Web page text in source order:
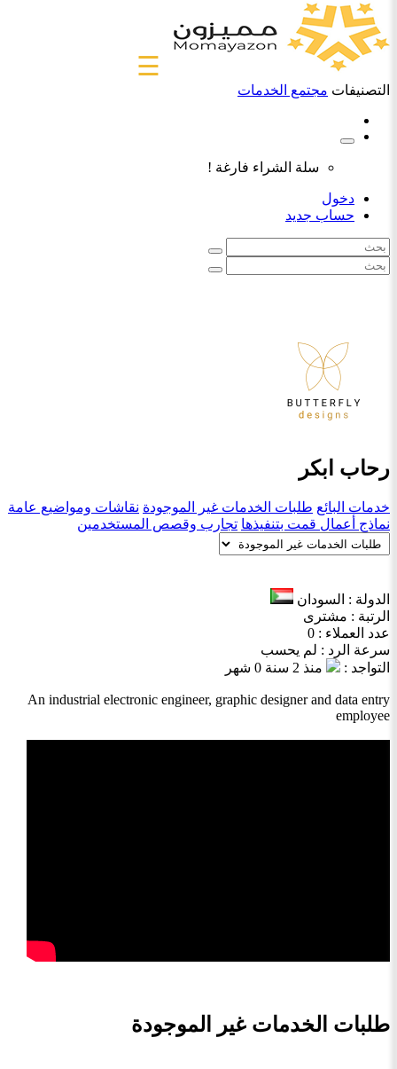
☰
التصنيفات مجتمع الخدمات
سلة الشراء فارغة !
دخول
حساب جديد
رحاب ابكر
خدمات البائع طلبات الخدمات غير الموجودة نقاشات ومواضيع عامة
نماذج أعمال قمت بتنفيذها تجارب وقصص المستخدمين
الدولة : السودان
الرتبة : مشترى
عدد العملاء : 0
سرعة الرد : لم يحسب
التواجد :
منذ 2 سنة 0 شهر
An industrial electronic engineer, graphic designer and data entry
employee
طلبات الخدمات غير الموجودة